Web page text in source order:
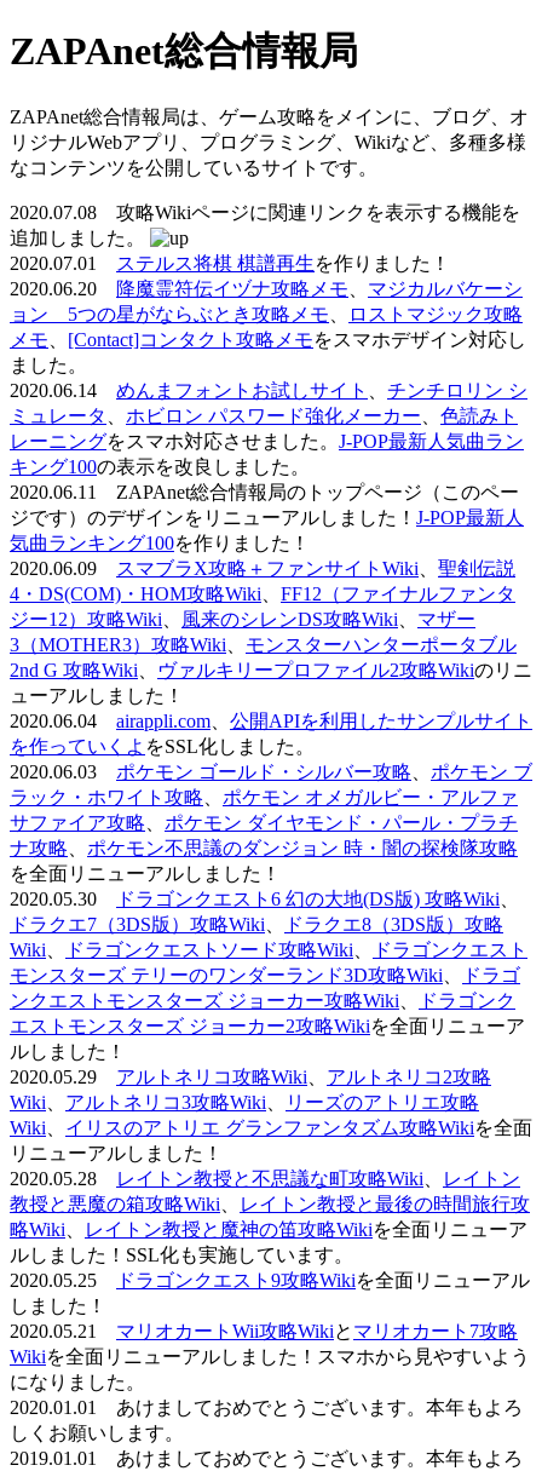
ZAPAnet総合情報局
ZAPAnet総合情報局は、ゲーム攻略をメインに、ブログ、オ
リジナルWebアプリ、プログラミング、Wikiなど、多種多様
なコンテンツを公開しているサイトです。
2020.07.08 攻略Wikiページに関連リンクを表示する機能を
追加しました。
2020.07.01
ステルス将棋 棋譜再生を作りました！
2020.06.20
降魔霊符伝イヅナ攻略メモ
マジカルバケーシ
ョン 5つの星がならぶとき攻略メモ
ロストマジック攻略
メモ
[Contact]コンタクト攻略メモをスマホデザイン対応し
ました。
2020.06.14 めんまフォントお試しサイト
チンチロリン シ
ミュレータ
ホビロン パスワード強化メーカー
色読みト
レーニングをスマホ対応させました。 J-POP最新人気曲ラン
キング100の表示を改良しました。
2020.06.11 ZAPAnet総合情報局のトップページ（このペー
ジです）のデザインをリニューアルしました！ J-POP最新人
気曲ランキング100を作りました！
2020.06.09
スマブラX攻略＋ファンサイトWiki
聖剣伝説
4・DS(COM)・HOM攻略Wiki
FF12（ファイナルファンタ
ジー12）攻略Wiki
風来のシレンDS攻略Wiki
マザー
3（MOTHER3）攻略Wiki
モンスターハンターポータブル
2nd G 攻略Wiki
ヴァルキリープロファイル2攻略Wikiのリニ
ューアルしました！
2020.06.04 airappli.com
公開APIを利用したサンプルサイト
を作っていくよ をSSL化しました。
2020.06.03 ポケモン ゴールド・シルバー攻略
ポケモン ブ
ラック・ホワイト攻略
ポケモン オメガルビー・アルファ
サファイア攻略
ポケモン ダイヤモンド・パール・プラチ
ナ攻略
ポケモン不思議のダンジョン 時・闇の探検隊攻略
を全面リニューアルしました！
2020.05.30
ドラゴンクエスト6 幻の大地(DS版) 攻略Wiki
ドラクエ7（3DS版）攻略Wiki
ドラクエ8（3DS版）攻略
Wiki
ドラゴンクエストソード攻略Wiki
ドラゴンクエスト
モンスターズ テリーのワンダーランド3D攻略Wiki
ドラゴ
ンクエストモンスターズ ジョーカー攻略Wiki
ドラゴンク
エストモンスターズ ジョーカー2攻略Wikiを全面リニューア
ルしました！
2020.05.29 アルトネリコ攻略Wiki
アルトネリコ2攻略
Wiki
アルトネリコ3攻略Wiki
リーズのアトリエ攻略
Wiki
イリスのアトリエ グランファンタズム攻略Wikiを全面
リニューアルしました！
2020.05.28
レイトン教授と不思議な町攻略Wiki
レイトン
教授と悪魔の箱攻略Wiki
レイトン教授と最後の時間旅行攻
略Wiki
レイトン教授と魔神の笛攻略Wikiを全面リニューア
ルしました！SSL化も実施しています。
2020.05.25
ドラゴンクエスト9攻略Wikiを全面リニューアル
しました！
2020.05.21 マリオカートWii攻略Wikiと マリオカート7攻略
Wikiを全面リニューアルしました！スマホから見やすいよう
になりました。
2020.01.01 あけましておめでとうございます。本年もよろ
しくお願いします。
2019.01.01 あけましておめでとうございます。本年もよろ